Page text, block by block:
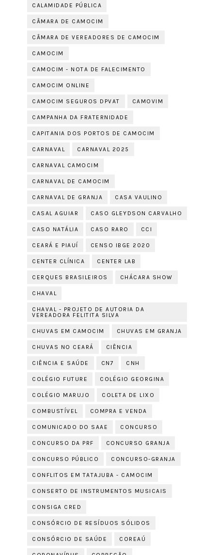
CALAMIDADE PÚBLICA
CÂMARA DE CAMOCIM
CÂMARA DE VEREADORES DE CAMOCIM
CAMOCIM
CAMOCIM - NOTA DE FALECIMENTO
CAMOCIM ONLINE
CAMOCIM SEGUROS DPVAT CAMOVIM
CAMPANHA DA FRATERNIDADE
CAPITANIA DOS PORTOS DE CAMOCIM
CARNAVAL CARNAVAL 2025
CARNAVAL CAMOCIM
CARNAVAL DE CAMOCIM
CARNAVAL DE GRANJA CASA VAULINO
CASAL AGUIAR CASO GLEYDSON CARVALHO
CASO NATÁLIA CASO RARO CCI
CEARÁ E PIAUÍ CENSO IBGE 2020
CENTER CLÍNICA CENTER LAB
CERQUES BRASILEIROS CHÁCARA SHOW
CHAVAL
CHAVAL - PROJETO DE AUTORIA DA
VEREADORA FELITITA SILVA
CHUVAS EM CAMOCIM CHUVAS EM GRANJA
CHUVAS NO CEARÁ CIÊNCIA
CIÊNCIA E SAÚDE CN7 CNH
COLÉGIO FUTURE COLÉGIO GEORGINA
COLÉGIO MARUJO COLETA DE LIXO
COMBUSTÍVEL COMPRA E VENDA
COMUNICADO DO SAAE CONCURSO
CONCURSO DA PRF CONCURSO GRANJA
CONCURSO PÚBLICO CONCURSO-GRANJA
CONFLITOS EM TATAJUBA - CAMOCIM
CONSERTO DE INSTRUMENTOS MUSICAIS
CONSIGA CRED
CONSÓRCIO DE RESÍDUOS SÓLIDOS
CONSÓRCIO DE SAÚDE COREAÚ